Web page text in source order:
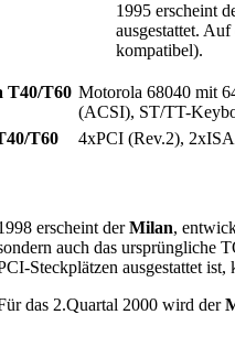
1995 erscheint
ausgestattet.
kompatibel).
T40/T60 Motorola 68040 mit
(ACSI), ST/TT-
T60 4xPCI (Rev.2),
erscheint derMilan,
auch das ursprüngliche
Steckplätzen ausgestattet
das 2.Quartal 2000 wird der